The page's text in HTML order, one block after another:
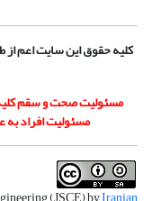
کلیه حقوق این سایت اعم
مسئولیت صحت و سقم کلیه
مسئولیت افراد